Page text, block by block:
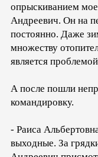
опрыскиванием
Андреевич. Он на
постоянно. Даже
множеству
является
А после пошли
командировку.
- Раиса
выходные. За